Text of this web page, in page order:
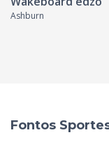
Ashburn
Fontos